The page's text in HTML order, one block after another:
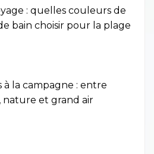
: quelles couleurs de
bain choisir pour la plage
à la campagne : entre
nature et grand air